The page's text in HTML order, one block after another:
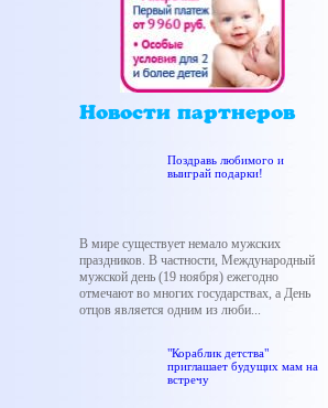
Новости партнеров
Поздравь любимого и
выиграй подарки!
В мире существует немало мужских
праздников. В частности, Международный
мужской день (19 ноября) ежегодно
отмечают во многих государствах, а День
отцов является одним из люби...
"Кораблик детства"
приглашает будущих мам на
встречу